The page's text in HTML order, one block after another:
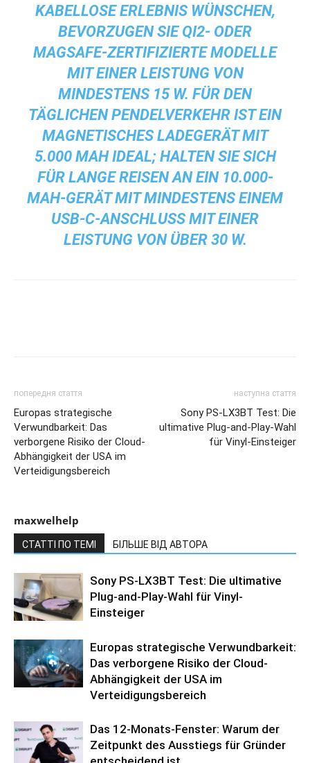
KABELLOSE ERLEBNIS WÜNSCHEN,
BEVORZUGEN SIE QI2- ODER
MAGSAFE-ZERTIFIZIERTE MODELLE
MIT EINER LEISTUNG VON
MINDESTENS 15 W. FÜR DEN
TÄGLICHEN PENDELVERKEHR IST EIN
MAGNETISCHES LADEGERÄT MIT
5.000 MAH IDEAL; HALTEN SIE SICH
FÜR LANGE REISEN AN EIN 10.000-
MAH-GERÄT MIT MINDESTENS EINEM
USB-C-ANSCHLUSS MIT EINER
LEISTUNG VON ÜBER 30 W.
попередня стаття
Europas strategische
Verwundbarkeit: Das
verborgene Risiko der Cloud-
Abhängigkeit der USA im
Verteidigungsbereich
наступна стаття
Sony PS-LX3BT Test: Die
ultimative Plug-and-Play-Wahl
für Vinyl-Einsteiger
maxwelhelp
СТАТТІ ПО ТЕМІ БІЛЬШЕ ВІД АВТОРА
Sony PS-LX3BT Test: Die ultimative
Plug-and-Play-Wahl für Vinyl-
Einsteiger
Europas strategische Verwundbarkeit:
Das verborgene Risiko der Cloud-
Abhängigkeit der USA im
Verteidigungsbereich
Das 12-Monats-Fenster: Warum der
Zeitpunkt des Ausstiegs für Gründer